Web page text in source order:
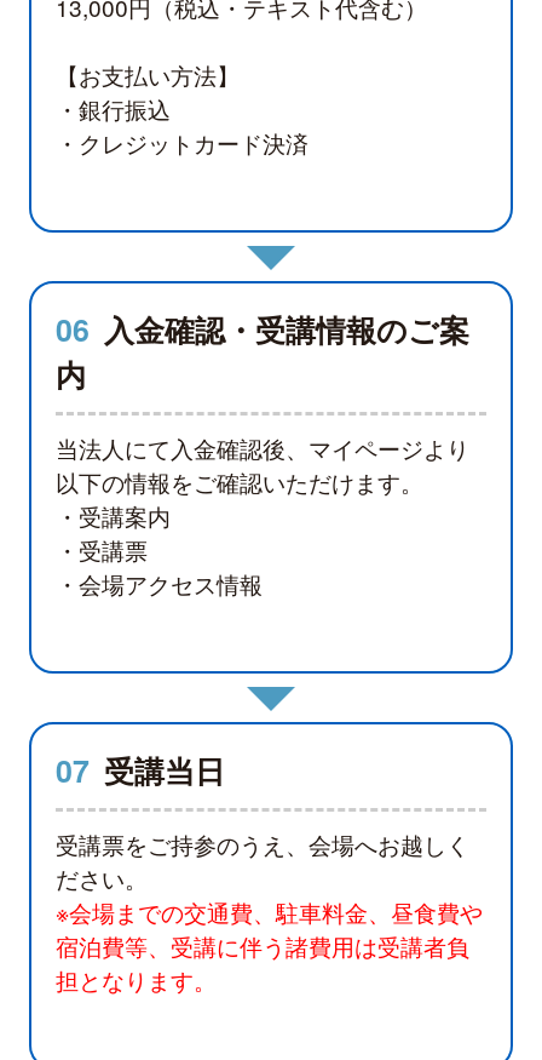
【お支払い方法】
・銀行振込
・クレジットカード決済
06 入金確認・受講情報のご案
内
当法人にて入金確認後、マイページより
以下の情報をご確認いただけます。
・受講案内
・受講票
・会場アクセス情報
07 受講当日
受講票をご持参のうえ、会場へお越しく
ださい。
※会場までの交通費、駐車料金、昼食費や
宿泊費等、受講に伴う諸費用は受講者負
担となります。